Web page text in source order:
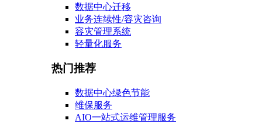
数据中心迁移
业务连续性/容灾咨询
容灾管理系统
轻量化服务
热门推荐
数据中心绿色节能
维保服务
AIO一站式运维管理服务